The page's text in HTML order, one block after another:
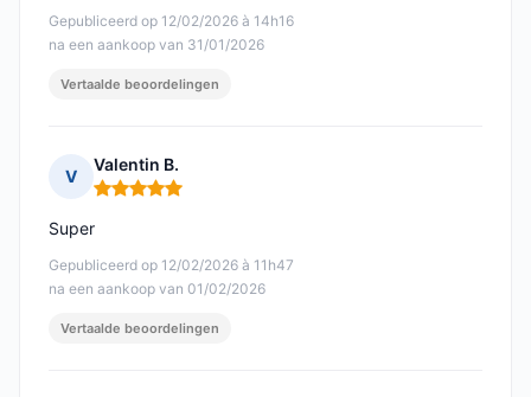
Gepubliceerd op 12/02/2026 à 14h16
na een aankoop van 31/01/2026
Vertaalde beoordelingen
V
Valentin B.
Opmerking: 5 van 5
Gepubliceerd op 12/02/2026 à 11h47
na een aankoop van 01/02/2026
Super
Vertaalde beoordelingen